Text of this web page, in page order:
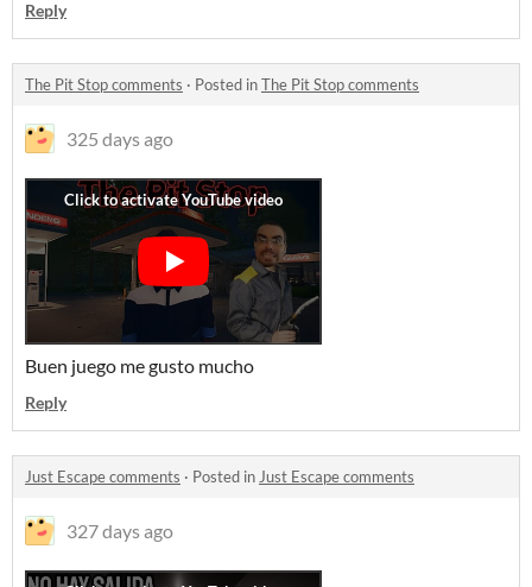
Reply
The Pit Stop comments · Posted inThe Pit Stop comments
325 days ago
Buen juego me gusto mucho
Reply
Just Escape comments · Posted in Just Escape comments
327 days ago